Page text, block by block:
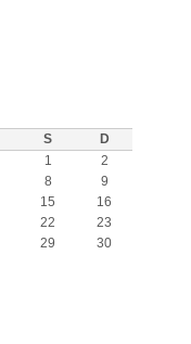
S
D
1
2
8
9
15
16
22
23
29
30